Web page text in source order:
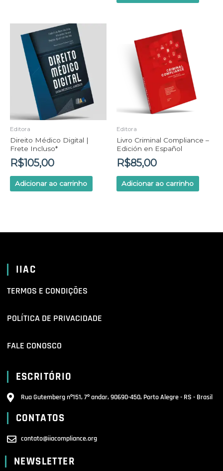
Editora
Direito Médico Digital |
Frete Incluso*
R$105,00
Adicionar ao carrinho
Editora
Livro Criminal Compliance –
Edición en Español
R$85,00
Adicionar ao carrinho
IIAC
TERMOS E CONDIÇÕES
POLÍTICA DE PRIVACIDADE
FALE CONOSCO
ESCRITÓRIO
Rua Gutemberg nº151, 7º andar, 90690-450, Porto Alegre - RS - Brasil
CONTATOS
contato@iiacompliance.org
NEWSLETTER